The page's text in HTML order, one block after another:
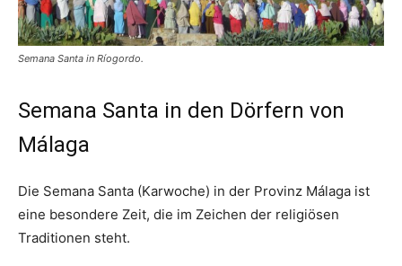
Semana Santa in Ríogordo.
Semana Santa in den Dörfern von
Málaga
Die Semana Santa (Karwoche) in der Provinz Málaga ist
eine besondere Zeit, die im Zeichen der religiösen
Traditionen steht.